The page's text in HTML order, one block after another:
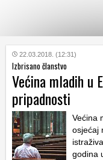
KATEGORIJE
HRVATSKI
WEB
22.03.2018. (12:31)
Izbrisano članstvo
Većina mladih u
pripadnosti
Većina
osjećaj
godina